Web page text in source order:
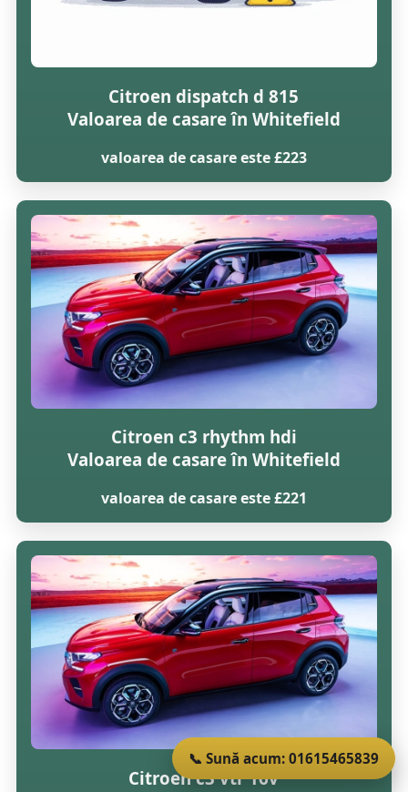
Citroen dispatch d 815
Valoarea de casare în Whitefield
valoarea de casare este £223
Citroen c3 rhythm hdi
Valoarea de casare în Whitefield
valoarea de casare este £221
Citroen c3 vtr 16v
📞 Sună acum: 01615465839